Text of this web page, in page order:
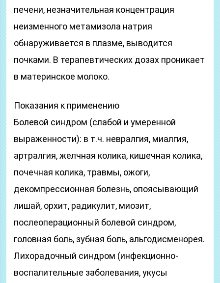
печени, незначительная концентрация
неизменного метамизола натрия
обнаруживается в плазме, выводится
почками. В терапевтических дозах проникает
в материнское молоко.
Показания к применению
Болевой синдром (слабой и умеренной
выраженности): в т.ч. невралгия, миалгия,
артралгия, желчная колика, кишечная колика,
почечная колика, травмы, ожоги,
декомпрессионная болезнь, опоясывающий
лишай, орхит, радикулит, миозит,
послеоперационный болевой синдром,
головная боль, зубная боль, альгодисменорея.
Лихорадочный синдром (инфекционно-
воспалительные заболевания, укусы